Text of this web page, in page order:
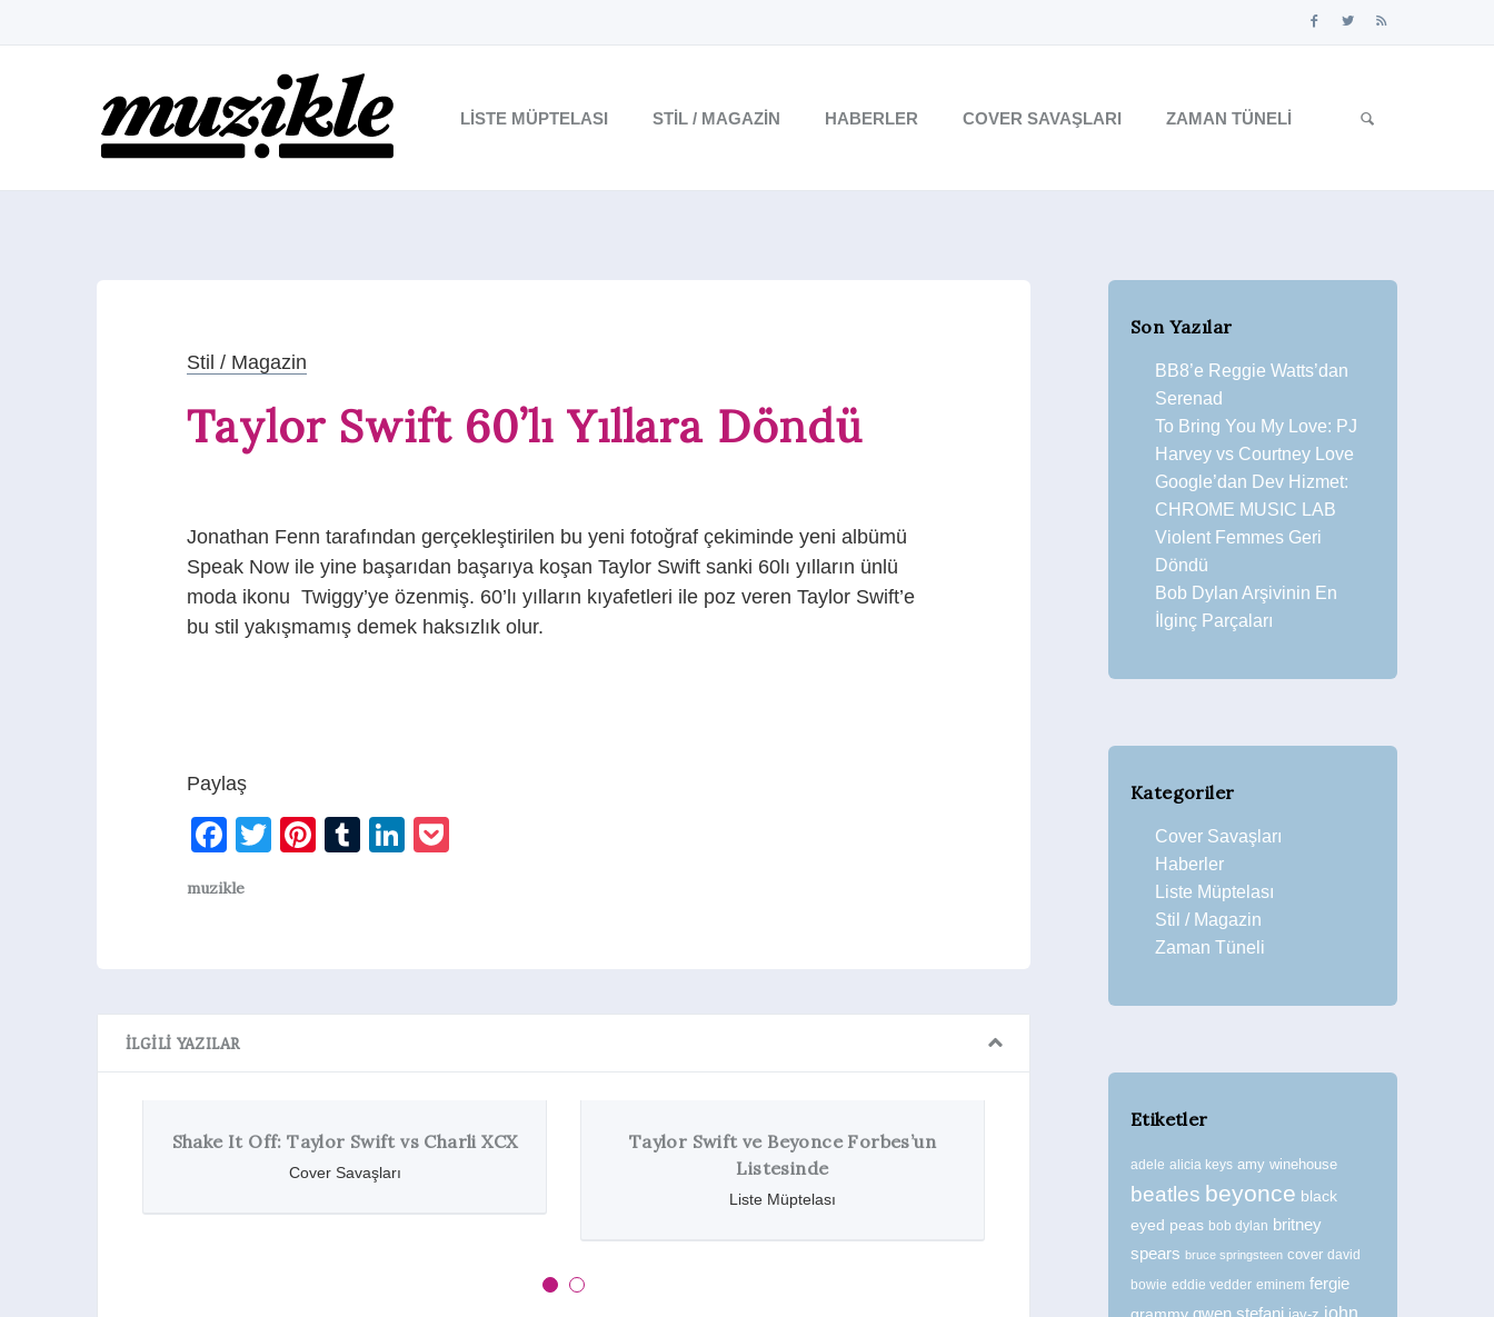
LISTE MÜPTELASI STIL / MAGAZIN HABERLER COVER SAVAŞLARI ZAMAN TÜNELI
Stil / Magazin
Taylor Swift 60’lı Yıllara Döndü
Jonathan Fenn tarafından gerçekleştirilen bu yeni fotoğraf çekiminde yeni albümü
Speak Now ile yine başarıdan başarıya koşan Taylor Swift sanki 60lı yılların ünlü
moda ikonu Twiggy’ye özenmiş. 60’lı yılların kıyafetleri ile poz veren Taylor Swift’e
bu stil yakışmamış demek haksızlık olur.
Paylaş
Facebook
TwitterPinterest
TumblrLinkedIn
muzikle
İLGILI YAZILAR
Shake It Off: Taylor Swift vs Charli XCX
Cover Savaşları
Taylor Swift ve Beyonce Forbes’un
Listesinde
Liste Müptelası
Haberler
Son Yazılar
BB8’e Reggie Watts’dan
Serenad
To Bring You My Love: PJ
Harvey vs Courtney Love
Google’dan Dev Hizmet:
CHROME MUSIC LAB
Violent Femmes Geri
Döndü
Bob Dylan Arşivinin En
İlginç Parçaları
Kategoriler
Cover Savaşları
Haberler
Liste Müptelası
Stil / Magazin
Zaman Tüneli
Etiketler
adele alicia keys amy winehouse
beatles beyonce black
eyed peas bob dylan britney
spears bruce springsteen cover david
bowie eddie vedder eminem fergie
john